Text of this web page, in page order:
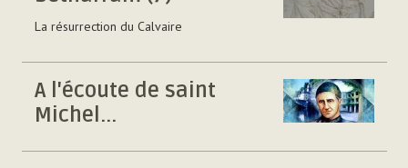
La résurrection du Calvaire
A l'écoute de saint
Michel...